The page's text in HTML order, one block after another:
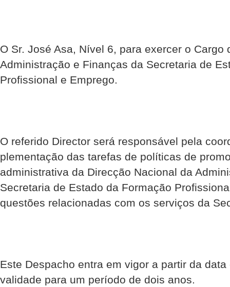
O Sr. José Asa, Nível 6, para exercer o Cargo
Administração e Finanças da Secretaria de
Profissional e Emprego.
O referido Director será responsável pela
plementação das tarefas de políticas de
administrativa da Direcção Nacional da
Secretaria de Estado da Formação
questões relacionadas com os serviços da
Este Despacho entra em vigor a partir da
validade para um período de dois anos.